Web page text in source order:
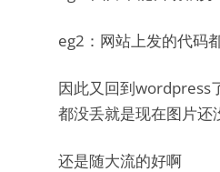
eg2：网站上发的代码
因此又回到wordpress
都没丢就是现在图片还
还是随大流的好啊